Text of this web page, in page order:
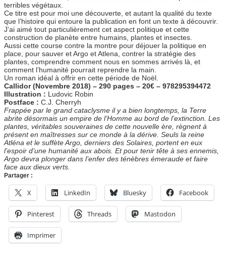
terribles végétaux.
Ce titre est pour moi une découverte, et autant la qualité du texte
que l’histoire qui entoure la publication en font un texte à découvrir.
J’ai aimé tout particulièrement cet aspect politique et cette
construction de planète entre humains, plantes et insectes.
Aussi cette course contre la montre pour déjouer la politique en
place, pour sauver et Argo et Atlena, contrer la stratégie des
plantes, comprendre comment nous en sommes arrivés là, et
comment l’humanité pourrait reprendre la main.
Un roman idéal à offrir en cette période de Noël.
Callidor (Novembre 2018) – 290 pages – 20€ – 978295394472
Illustration : Ludovic Robin
Postface : C.J. Cherryh
Frappée par le grand cataclysme il y a bien longtemps, la Terre
abrite désormais un empire de l’Homme au bord de l’extinction. Les
plantes, véritables souveraines de cette nouvelle ère, règnent à
présent en maîtresses sur ce monde à la dérive. Seuls la reine
Atléna et le suffète Argo, derniers des Solaires, portent en eux
l’espoir d’une humanité aux abois. Et pour tenir tête à ses ennemis,
Argo devra plonger dans l’enfer des ténèbres émeraude et faire
face aux dieux verts.
Partager :
X LinkedIn Bluesky Facebook
Pinterest Threads Mastodon
Imprimer